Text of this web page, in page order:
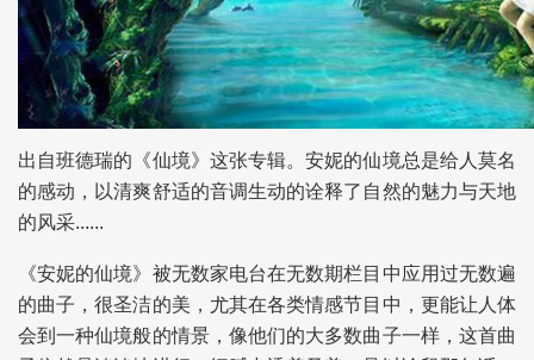
出自班德瑞的《仙境》这张专辑。安妮的仙境总是给人莫名
的感动，以清爽舒适的音调生动的诠释了自然的魅力与天地
的风采......
《安妮的仙境》被无数家电台在无数期栏目中应用过无数遍
的曲子，很圣洁的美，尤其在各类情感节目中，更能让人体
会到一种仙境般的情景，像他们的大多数曲子一样，这首曲